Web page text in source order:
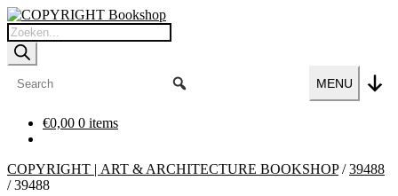
Ga
door
naar
navigatie
Ga
naar
de
inhoud
Producten
zoeken
MENU
€0,00 0 items
COPYRIGHT | ART & ARCHITECTURE BOOKSHOP/39488
/39488